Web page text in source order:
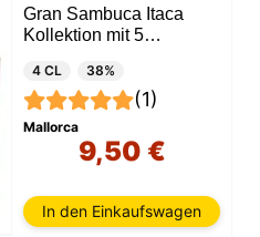
Gran Sambuca Itaca
Kollektion mit 5
4 CL 38%
(1)
Mallorca
9,50 €
In den Einkaufswagen